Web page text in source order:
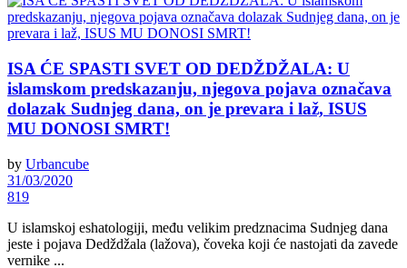
ISA ĆE SPASTI SVET OD DEDŽDŽALA: U
islamskom predskazanju, njegova pojava označava
dolazak Sudnjeg dana, on je prevara i laž, ISUS
MU DONOSI SMRT!
by Urbancube
31/03/2020
819
U islamskoj eshatologiji, među velikim predznacima Sudnjeg dana
jeste i pojava Dedždžala (lažova), čoveka koji će nastojati da zavede
vernike ...